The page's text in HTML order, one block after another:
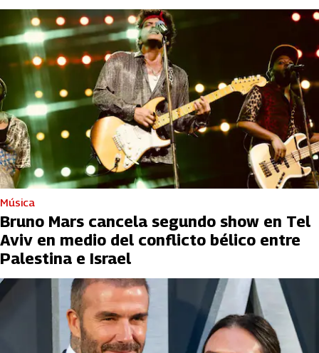
Música
Bruno Mars cancela segundo show en Tel
Aviv en medio del conflicto bélico entre
Palestina e Israel